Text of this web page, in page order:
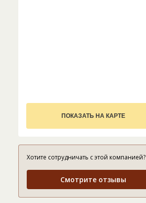
ПОКАЗАТЬ НА КАРТЕ
Хотите сотрудничать с этой компанией?
Смотрите отзывы